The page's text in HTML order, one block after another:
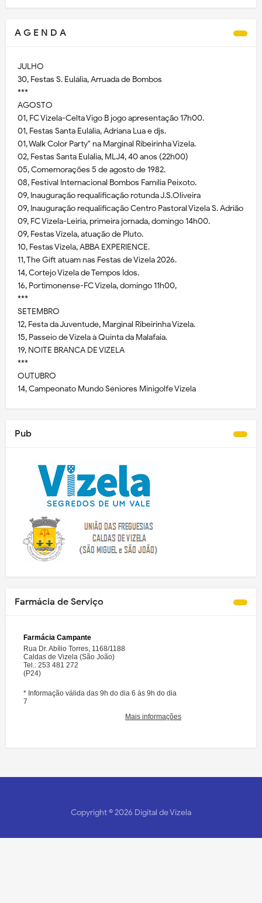
A G E N D A
JULHO
30, Festas S. Eulália, Arruada de Bombos
***
AGOSTO
01, FC Vizela-Celta Vigo B jogo apresentação 17h00.
01, Festas Santa Eulália, Adriana Lua e djs.
01, Walk Color Party" na Marginal Ribeirinha Vizela.
02, Festas Santa Eulália, MLJ4, 40 anos (22h00)
05, Comemorações 5 de agosto de 1982.
08, Festival Internacional Bombos Família Peixoto.
09, Inauguração requalificação rotunda J.S.Oliveira
09, Inauguração requalificação Centro Pastoral Vizela S. Adrião
09, FC Vizela-Leiria, primeira jornada, domingo 14h00.
09, Festas Vizela, atuação de Pluto.
10, Festas Vizela, ABBA EXPERIENCE.
11, The Gift atuam nas Festas de Vizela 2026.
14, Cortejo Vizela de Tempos Idos.
16, Portimonense-FC Vizela, domingo 11h00,
***
SETEMBRO
12, Festa da Juventude, Marginal Ribeirinha Vizela.
15, Passeio de Vizela à Quinta da Malafaia.
19, NOITE BRANCA DE VIZELA
***
OUTUBRO
14, Campeonato Mundo Séniores Minigolfe Vizela
Pub
Farmácia de Serviço
Copyright ©2026 Digital de Vizela